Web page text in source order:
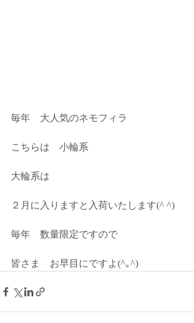
毎年　大人気のネモフィラ
こちらは　小輪系
大輪系は
２月に入りますと入荷いたします(^ ^)
毎年　数量限定ですので
皆さま　お早目にですよ(^｡^)